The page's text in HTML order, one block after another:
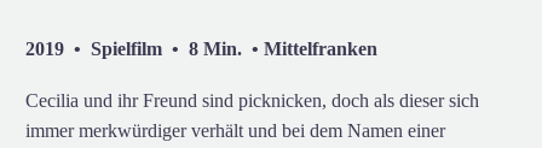
2019 • Spielfilm • 8 Min. • Mittelfranken
Cecilia und ihr Freund sind picknicken, doch als dieser sich
immer merkwürdiger verhält und bei dem Namen einer